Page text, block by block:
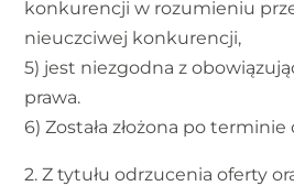
konkurencji w rozumieniu
nieuczciwej konkurencji,
5) jest niezgodna z
prawa.
6) Została złożona po
2. Z tytułu odrzucenia oferty